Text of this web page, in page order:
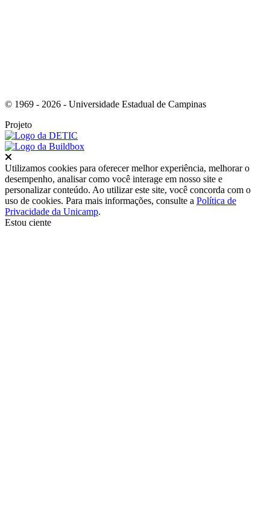
© 1969 - 2026 - Universidade Estadual de Campinas
Projeto
Utilizamos cookies para oferecer melhor experiência, melhorar o
desempenho, analisar como você interage em nosso site e
personalizar conteúdo. Ao utilizar este site, você concorda com o
uso de cookies. Para mais informações, consulte a Política de
Privacidade da Unicamp.
Estou ciente